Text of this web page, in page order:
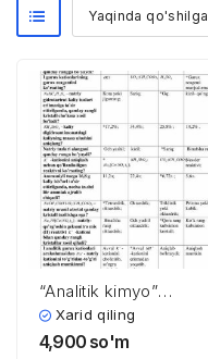
“Analitik kimyo”
fanidan 3-kurs
talabalari uchun testlar
Xarid qiling
4,900 so'm